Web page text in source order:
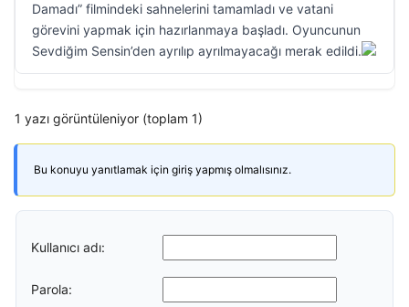
Damadı” filmindeki sahnelerini tamamladı ve vatani
görevini yapmak için hazırlanmaya başladı. Oyuncunun
Sevdiğim Sensin’den ayrılıp ayrılmayacağı merak edildi.
1 yazı görüntüleniyor (toplam 1)
Bu konuyu yanıtlamak için giriş yapmış olmalısınız.
Kullanıcı adı:
Parola: